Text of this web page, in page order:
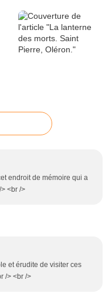
endroit de mémoire qui a
<br />
et érudite de visiter ces
/> <br />